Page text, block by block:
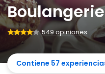
Boulangerie
549 opiniones
Contiene 57